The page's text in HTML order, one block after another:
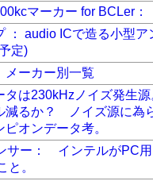
マーカー for BCLer：
： audio ICで造る小型
定)
ーカー別一覧
タは230kHzノイズ発生
減るか？ ノイズ源に為
オンデータ考。
サー： インテルがPC用
と。